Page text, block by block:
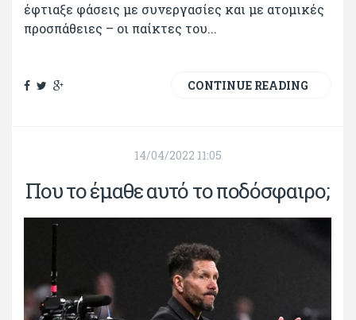
έφτιαξε φάσεις με συνεργασίες και με ατομικές
προσπάθειες – οι παίκτες του...
CONTINUE READING
14/04/2022 11:05
Που το έμαθε αυτό το ποδόσφαιρο;